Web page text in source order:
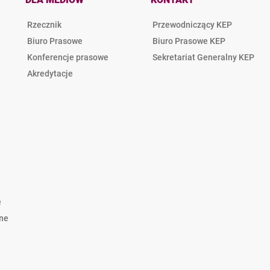
Rzecznik
Biuro Prasowe
Konferencje prasowe
Akredytacje
Przewodniczący KEP
Biuro Prasowe KEP
Sekretariat Generalny KEP